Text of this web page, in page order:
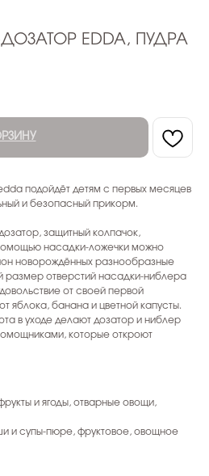
EDDA, ПУДРА
подойдёт детям с первых месяцев
и безопасный прикорм.
защитный колпачок,
насадки-ложечки можно
новорождённых разнообразные
отверстий насадки-ниблера
от своей первой
яблока, банана и цветной капусты.
в уходе делают дозатор и ниблер
которые откроют
и ягоды, отварные овощи,
и супы-пюре, фруктовое, овощное